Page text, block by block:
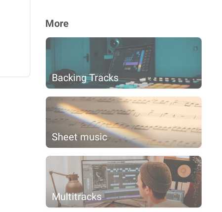
More
Backing Tracks
Sheet music
Multitracks